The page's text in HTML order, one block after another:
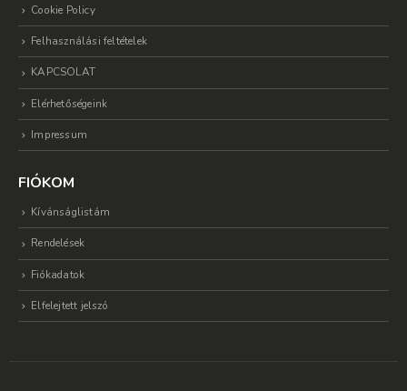
Cookie Policy
Felhasználási feltételek
KAPCSOLAT
Elérhetőségeink
Impressum
FIÓKOM
Kívánságlistám
Rendelések
Fiókadatok
Elfelejtett jelszó